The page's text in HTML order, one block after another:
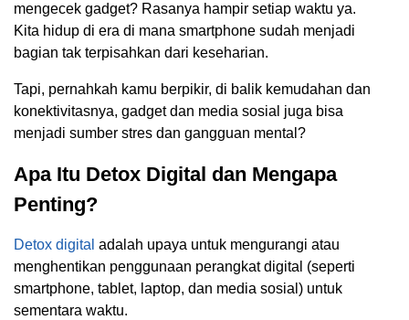
mengecek gadget? Rasanya hampir setiap waktu ya.
Kita hidup di era di mana smartphone sudah menjadi
bagian tak terpisahkan dari keseharian.
Tapi, pernahkah kamu berpikir, di balik kemudahan dan
konektivitasnya, gadget dan media sosial juga bisa
menjadi sumber stres dan gangguan mental?
Apa Itu Detox Digital dan Mengapa
Penting?
Detox digital adalah upaya untuk mengurangi atau
menghentikan penggunaan perangkat digital (seperti
smartphone, tablet, laptop, dan media sosial) untuk
sementara waktu.